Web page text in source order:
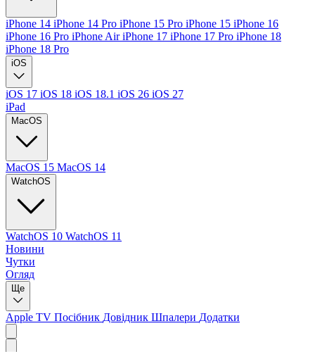
iPhone 14 iPhone 14 Pro iPhone 15 Pro iPhone 15 iPhone 16
iPhone 16 Pro iPhone AiriPhone 17 iPhone 17 Pro iPhone 18
iPhone 18 Pro
iOS
iOS 17 iOS 18 iOS 18.1 iOS 26 iOS 27
iPad
MacOS
MacOS 15 MacOS 14
WatchOS
WatchOS 10 WatchOS 11
Новини
Чутки
Огляд
Ще
Apple TV Посібник Довідник Шпалери Додатки